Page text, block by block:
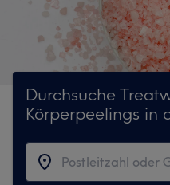
Durchsuche
Körperpeelings in